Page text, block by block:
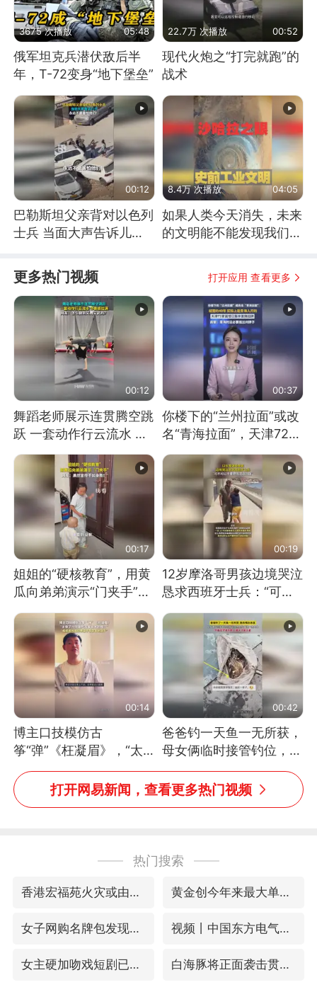
3675 次播放 05:48
俄军坦克兵潜伏敌后半
年，T-72变身“地下堡垒”
22.7万 次播放 00:52
现代火炮之“打完就跑”的
战术
00:12
巴勒斯坦父亲背对以色列
士兵 当面大声告诉儿
8.4万 次播放 04:05
如果人类今天消失，未来
的文明能不能发现我们存
更多热门视频 打开应用 查看更多
00:12
舞蹈老师展示连贯腾空跳
跃 一套动作行云流水 节
奏感拉满 网友：怎么做
到又舞又武的？
00:37
你楼下的“兰州拉面”或改
名“青海拉面”，天津72家
面馆已集体更换招牌
00:17
姐姐的“硬核教育”，用黄
瓜向弟弟演示“门夹手”，
网友：果然言传不如身
教！
00:19
12岁摩洛哥男孩边境哭泣
恳求西班牙士兵：“可不
可以不要把我遣返回国”
00:14
博主口技模仿古
筝“弹”《枉凝眉》，“太
像了～你是吃古筝长大的
吗？”“或将成为首位考级
不带古筝的选手。”（来
00:42
爸爸钓一天鱼一无所获，
母女俩临时接管钓位，用
玩具鱼竿钓上大鱼
打开网易新闻，查看更多热门视频
热门搜索
香港宏福苑火灾或由烟头引起 黄金创今年来最大单周涨幅
女子网购名牌包发现是自己丢的那只 视频丨中国东方电气集团原党组副书记、董事宋致远被查
女主硬加吻戏短剧已下架 白海豚将正面袭击贯穿浙江